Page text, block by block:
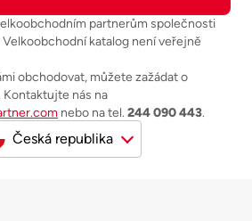
partnerům společnosti
Velkoobchodní katalog není veřejně
obchodovat, můžete zažádat o
nás na
nebo na tel. 244 090 443.
Česká republika